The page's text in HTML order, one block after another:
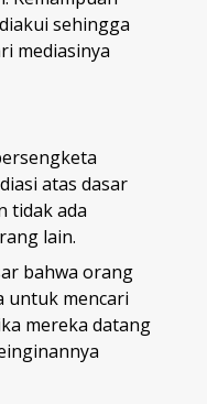
sehingga
mediasinya
atas dasar
tidak ada
lain.
bahwa orang
untuk mencari
mereka datang